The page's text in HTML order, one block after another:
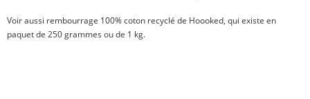
Voir aussi rembourrage 100% coton recyclé de Hoooked, qui existe en
paquet de 250 grammes oude 1 kg.